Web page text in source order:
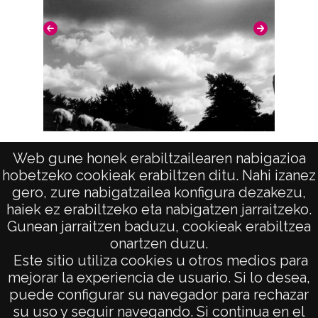
Web gune honek erabiltzailearen nabigazioa
hobetzeko cookieak erabiltzen ditu. Nahi izanez
gero, zure nabigatzailea konfigura dezakezu,
haiek ez erabiltzeko eta nabigatzen jarraitzeko.
Gunean jarraitzen baduzu, cookieak erabiltzea
onartzen duzu.
Este sitio utiliza cookies u otros medios para
mejorar la experiencia de usuario. Si lo desea,
puede configurar su navegador para rechazar
su uso y seguir navegando. Si continua en el
Signaturas: Copia digital: ATHA-DAF-GUE-
15282 ; Duplicado del positivo: ATHA-DAF-
GUE-4970 ; Duplicado del negativo: ATHA-
DAF-GUE-R 047-F 1-N 3;
Licencia de las imágenes
CC BY-NC-SA 4.0
Nubes que oscurecen el cielo
AVISO LEGAL
POLÍTICA DE PRIVACIDAD
ACCESIBILIDAD